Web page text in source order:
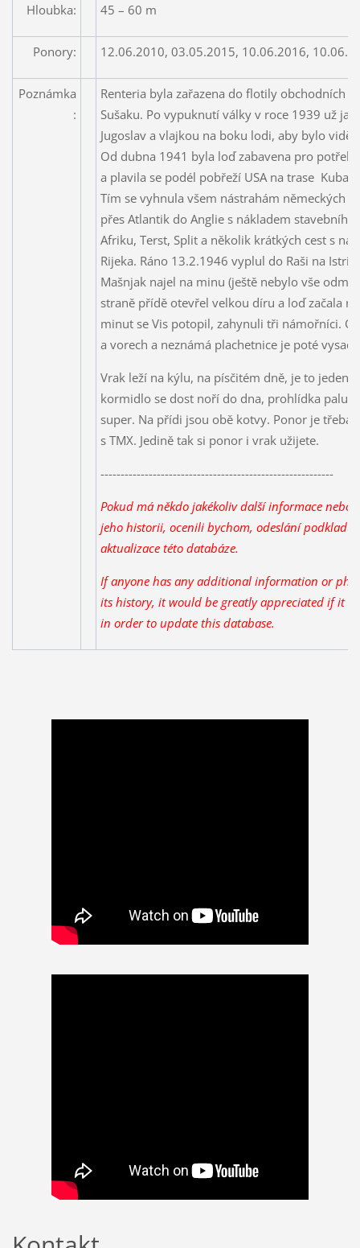
Hloubka: 45 – 60 m
Ponory: 12.06.2010, 03.05.2015, 10.06.2016,
Poznámka
:
Renteria byla zařazena do flotily obchodních
Sušaku. Po vypuknutí války v roce 1939 už
Jugoslav a vlajkou na boku lodi, aby bylo
Od dubna 1941 byla loď zabavena pro
a plavila se podél pobřeží USA na trase Kuba
Tím se vyhnula všem nástrahám německých
přes Atlantik do Anglie s nákladem stavebního
Afriku, Terst, Split a několik krátkých cest s
Rijeka. Ráno 13.2.1946 vyplul do Raši na
Mašnjak najel na minu (ještě nebylo vše
straně přídě otevřel velkou díru a loď začala
minut se Vis potopil, zahynuli tři námořníci.
a vorech a neznámá plachetnice je poté
Vrak leží na kýlu, na písčitém dně, je to jeden
kormidlo se dost noří do dna, prohlídka
super. Na přídi jsou obě kotvy. Ponor je
s TMX. Jedině tak si ponor i vrak užijete.
----------------------------------------------------------
Pokud má někdo jakékoliv další informace
jeho historii, ocenili bychom, odeslání
aktualizace této databáze.
If anyone has any additional information or
its history, it would be greatly appreciated if it
in order to update this database.